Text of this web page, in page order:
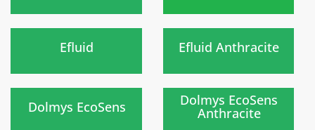
Efluid
Nouveau
Efluid Anthracite
Nouveau
Dolmys EcoSens
)
Dolmys EcoSens
Anthracite